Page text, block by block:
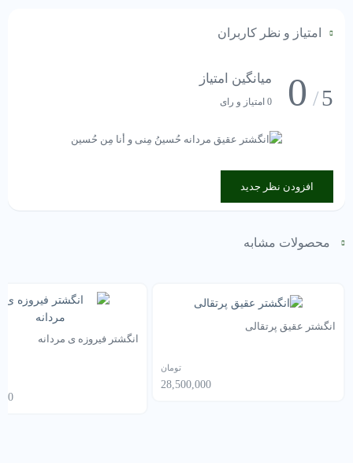
?️بر روی عقیق سرخ فوق کلکسیونی یمنی
امتیاز و نظر کاربران
5
/
0 میانگین امتیاز
0 امتیاز و رای
افزودن نظر جدید
محصولات مشابه
انگشتر عقیق پرتقالی
28,500,000
تومان
انگشتر فیروزه ی مردانه